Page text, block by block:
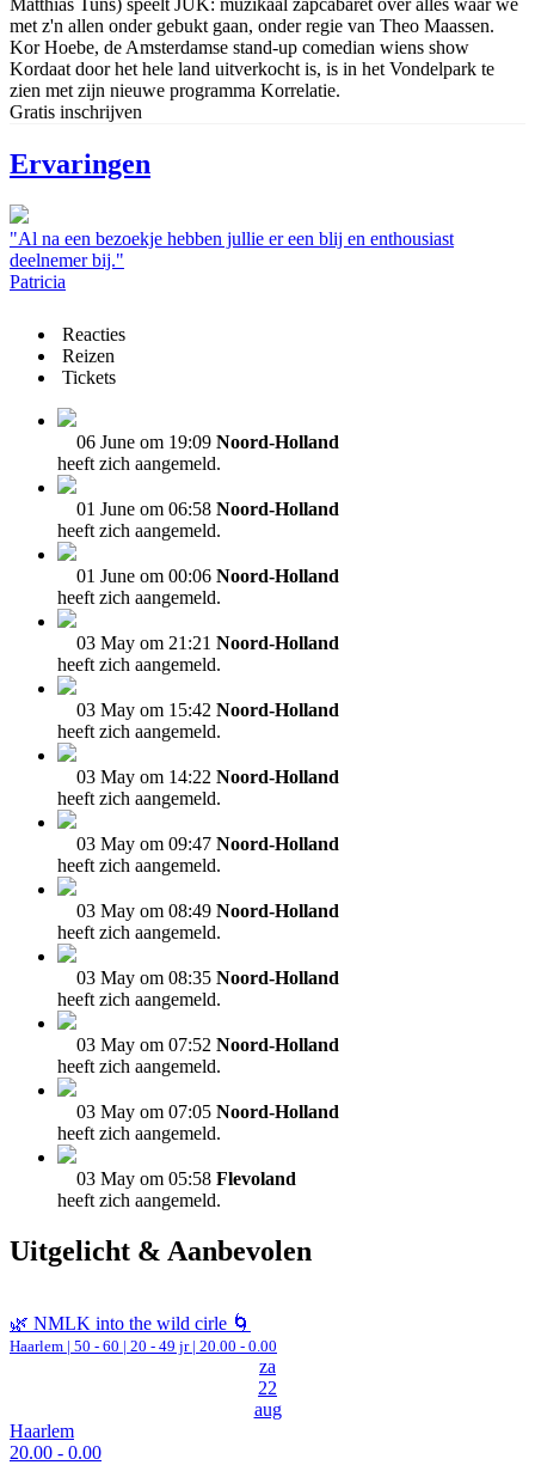
Matthias Tuns) speelt JUK: muzikaal zapcabaret over alles waar we
met z'n allen onder gebukt gaan, onder regie van Theo Maassen.
Kor Hoebe, de Amsterdamse stand-up comedian wiens show
Kordaat door het hele land uitverkocht is, is in het Vondelpark te
zien met zijn nieuwe programma Korrelatie.
Gratis inschrijven
Ervaringen
"Al na een bezoekje hebben jullie er een blij en enthousiast
deelnemer bij."
Patricia
Reacties
Reizen
Tickets
06 June om 19:09 Noord-Holland
heeft zich aangemeld.
01 June om 06:58 Noord-Holland
heeft zich aangemeld.
01 June om 00:06 Noord-Holland
heeft zich aangemeld.
03 May om 21:21 Noord-Holland
heeft zich aangemeld.
03 May om 15:42 Noord-Holland
heeft zich aangemeld.
03 May om 14:22 Noord-Holland
heeft zich aangemeld.
03 May om 09:47 Noord-Holland
heeft zich aangemeld.
03 May om 08:49 Noord-Holland
heeft zich aangemeld.
03 May om 08:35 Noord-Holland
heeft zich aangemeld.
03 May om 07:52 Noord-Holland
heeft zich aangemeld.
03 May om 07:05 Noord-Holland
heeft zich aangemeld.
03 May om 05:58 Flevoland
heeft zich aangemeld.
Uitgelicht & Aanbevolen
🌿 NMLK into the wild cirle 🌀
Haarlem | 50 - 60 | 20 - 49 jr | 20.00 - 0.00
za
22
aug
Haarlem
20.00 - 0.00